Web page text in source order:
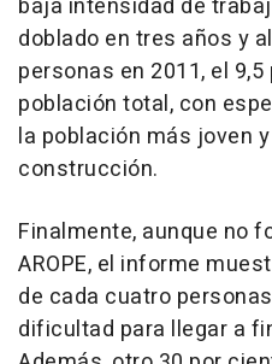
baja intensidad de
doblado en tres años y
personas en 2011, el
población total, con
la población más joven
construcción.
Finalmente, aunque no
AROPE, el informe
de cada cuatro
dificultad para llegar a